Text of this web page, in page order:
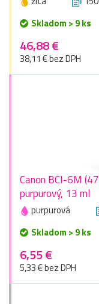
Skladom > 9 ks
46,88 €
38,11 € bez DPH
Canon BCI-6M
purpurový, 13 ml
purpurová
Skladom > 9 ks
6,55 €
5,33 € bez DPH